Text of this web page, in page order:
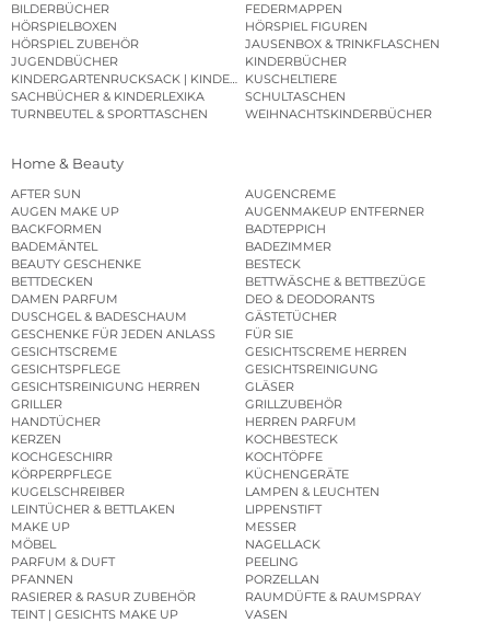
BILDERBÜCHER
FEDERMAPPEN
HÖRSPIELBOXEN
HÖRSPIEL FIGUREN
HÖRSPIEL ZUBEHÖR
JAUSENBOX & TRINKFLASCHEN
JUGENDBÜCHER
KINDERBÜCHER
KINDERGARTENRUCKSACK | KINDERGARTENBEUTEL
KUSCHELTIERE
SACHBÜCHER & KINDERLEXIKA
SCHULTASCHEN
TURNBEUTEL & SPORTTASCHEN
WEIHNACHTSKINDERBÜCHER
Home & Beauty
AFTER SUN
AUGENCREME
AUGEN MAKE UP
AUGENMAKEUP ENTFERNER
BACKFORMEN
BADTEPPICH
BADEMÄNTEL
BADEZIMMER
BEAUTY GESCHENKE
BESTECK
BETTDECKEN
BETTWÄSCHE & BETTBEZÜGE
DAMEN PARFUM
DEO & DEODORANTS
DUSCHGEL & BADESCHAUM
GÄSTETÜCHER
GESCHENKE FÜR JEDEN ANLASS
FÜR SIE
GESICHTSCREME
GESICHTSCREME HERREN
GESICHTSPFLEGE
GESICHTSREINIGUNG
GESICHTSREINIGUNG HERREN
GLÄSER
GRILLER
GRILLZUBEHÖR
HANDTÜCHER
HERREN PARFUM
KERZEN
KOCHBESTECK
KOCHGESCHIRR
KOCHTÖPFE
KÖRPERPFLEGE
KÜCHENGERÄTE
KUGELSCHREIBER
LAMPEN & LEUCHTEN
LEINTÜCHER & BETTLAKEN
LIPPENSTIFT
MAKE UP
MESSER
MÖBEL
NAGELLACK
PARFUM & DUFT
PEELING
PFANNEN
PORZELLAN
RASIERER & RASUR ZUBEHÖR
RAUMDÜFTE & RAUMSPRAY
TEINT | GESICHTS MAKE UP
VASEN